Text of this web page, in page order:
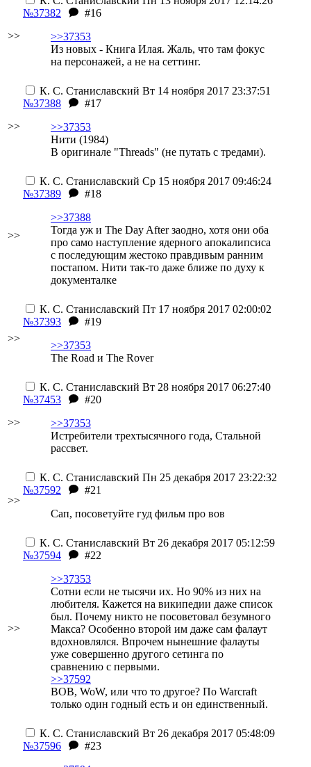
>>
№37382
#16
>>37353
Из новых - Книга Илая. Жаль, что там фокус
на персонажей, а не на сеттинг.
>>
К. С. Станиславский Вт 14 ноября 2017 23:37:51
№37388
#17
>>37353
Нити (1984)
В оригинале "Threads" (не путать с тредами).
>>
К. С. Станиславский Ср 15 ноября 2017 09:46:24
№37389
#18
>>37388
Тогда уж и The Day After заодно, хотя они оба
про само наступление ядерного апокалипсиса
с последующим жестоко правдивым ранним
постапом. Нити так-то даже ближе по духу к
документалке
>>
К. С. Станиславский Пт 17 ноября 2017 02:00:02
№37393
#19
>>37353
The Road и The Rover
>>
К. С. Станиславский Вт 28 ноября 2017 06:27:40
№37453
#20
>>37353
Истребители трехтысячного года, Стальной
рассвет.
>>
К. С. Станиславский Пн 25 декабря 2017 23:22:32
№37592
#21
Сап, посоветуйте гуд фильм про вов
>>
К. С. Станиславский Вт 26 декабря 2017 05:12:59
№37594
#22
>>37353
Сотни если не тысячи их. Но 90% из них на
любителя. Кажется на википедии даже список
был. Почему никто не посоветовал безумного
Макса? Особенно второй им даже сам фалаут
вдохновлялся. Впрочем нынешние фалауты
уже совершенно другого сетинга по
сравнению с первыми.
>>37592
ВОВ, WoW, или что то другое? По Warcraft
только один годный есть и он единственный.
К. С. Станиславский Вт 26 декабря 2017 05:48:09
№37596
#23